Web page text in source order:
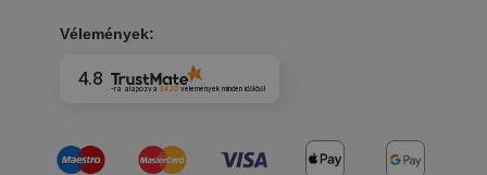
Vélemények:
4.8 -ra alapozva 3420 véleményekminden időkből